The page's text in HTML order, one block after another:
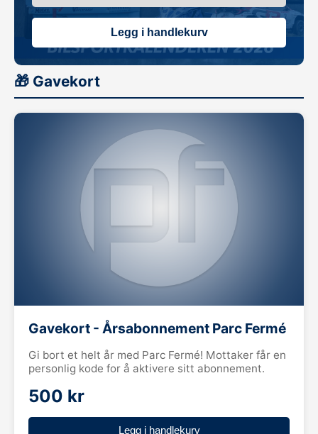
Legg i handlekurv
🎁 Gavekort
Gavekort - Årsabonnement Parc Fermé
Gi bort et helt år med Parc Fermé! Mottaker får en
personlig kode for å aktivere sitt abonnement.
500 kr
Legg i handlekurv